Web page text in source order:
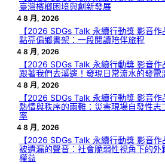
臺灣檳榔困境與創新發展
4 8 月, 2026
【2026 SDGs Talk 永續行動獎 影音作
點亮偏鄉書架：一段閱讀陪伴旅程
4 8 月, 2026
【2026 SDGs Talk 永續行動獎 影音作
跟著我們去溪邊！發現日常流水的發電
4 8 月, 2026
【2026 SDGs Talk 永續行動獎 影音作
熱情與秩序的兩難：災害現場自發性志
率
4 8 月, 2026
【2026 SDGs Talk 永續行動獎 影音作
被遺漏的聲音：社會脆弱性視角下的外
權益